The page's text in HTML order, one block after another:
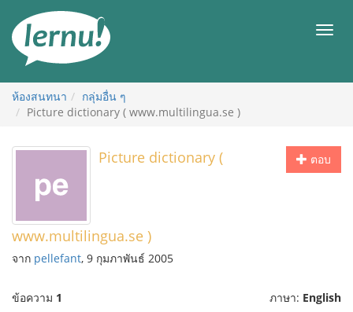
สารบัญ
เมนู
ห้องสนทนา
กลุ่มอื่น ๆ
Picture dictionary ( www.multilingua.se )
ตอบ
Picture dictionary (
www.multilingua.se )
จาก pellefant, 9 กุมภาพันธ์ 2005
ข้อความ 1 ภาษา: English